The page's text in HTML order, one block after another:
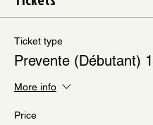
Ticket type
Prevente (Débutant)
More info
Price